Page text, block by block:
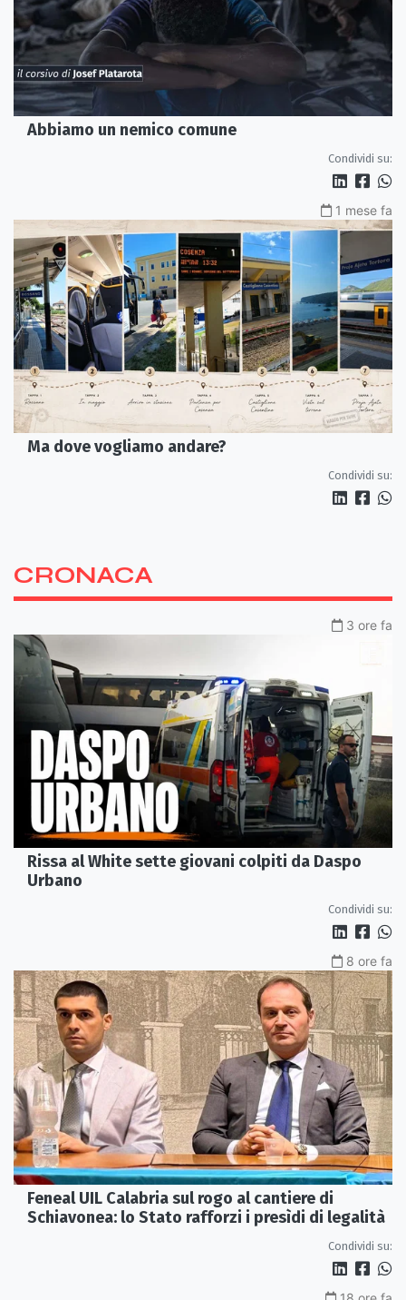
Abbiamo un nemico comune
Condividi su:
1 mese fa
Ma dove vogliamo andare?
Condividi su:
CRONACA
3 ore fa
Rissa al White sette giovani colpiti da Daspo
Urbano
Condividi su:
8 ore fa
Feneal UIL Calabria sul rogo al cantiere di
Schiavonea: lo Stato rafforzi i presìdi di legalità
Condividi su: